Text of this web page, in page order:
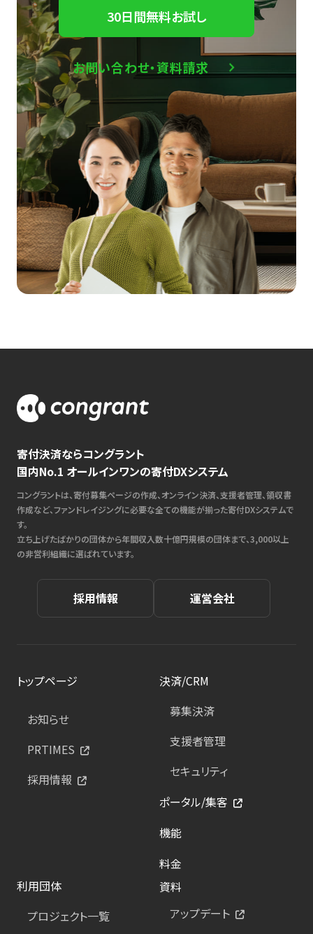
30日間無料お試し
お問い合わせ・資料請求
寄付決済ならコングラント
国内No.1 オールインワンの寄付DXシステム
コングラントは、寄付募集ページの作成、オンライン決済、支援者管理、領収書
作成など、ファンドレイジングに必要な全ての機能が揃った寄付DXシステムで
す。
立ち上げたばかりの団体から年間収入数十億円規模の団体まで、3,000以上
の非営利組織に選ばれています。
採用情報 運営会社
トップページ
お知らせ
PRTIMES
採用情報
決済/CRM
募集決済
支援者管理
セキュリティ
ポータル/集客
機能
料金
利用団体
プロジェクト一覧
資料
アップデート